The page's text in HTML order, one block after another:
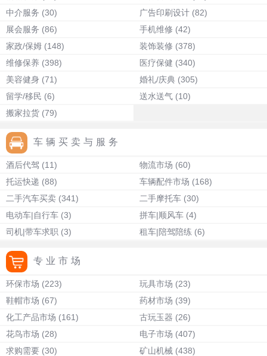
中介服务 (30) 广告印刷设计 (82)
展会服务 (86) 手机维修 (42)
家政/保姆 (148) 装饰装修 (378)
维修保养 (398) 医疗保健 (340)
美容健身 (71) 婚礼/庆典 (305)
留学/移民 (6) 送水送气 (10)
搬家拉货 (79)
车辆买卖与服务
酒后代驾 (11) 物流市场 (60)
托运快递 (88) 车辆配件市场 (168)
二手汽车买卖 (341) 二手摩托车 (30)
电动车|自行车 (3) 拼车|顺风车 (4)
司机|带车求职 (3) 租车|陪驾陪练 (6)
专业市场
环保市场 (223) 玩具市场 (23)
鞋帽市场 (67) 药材市场 (39)
化工产品市场 (161) 古玩玉器 (26)
花鸟市场 (28) 电子市场 (407)
求购需要 (30) 矿山机械 (438)